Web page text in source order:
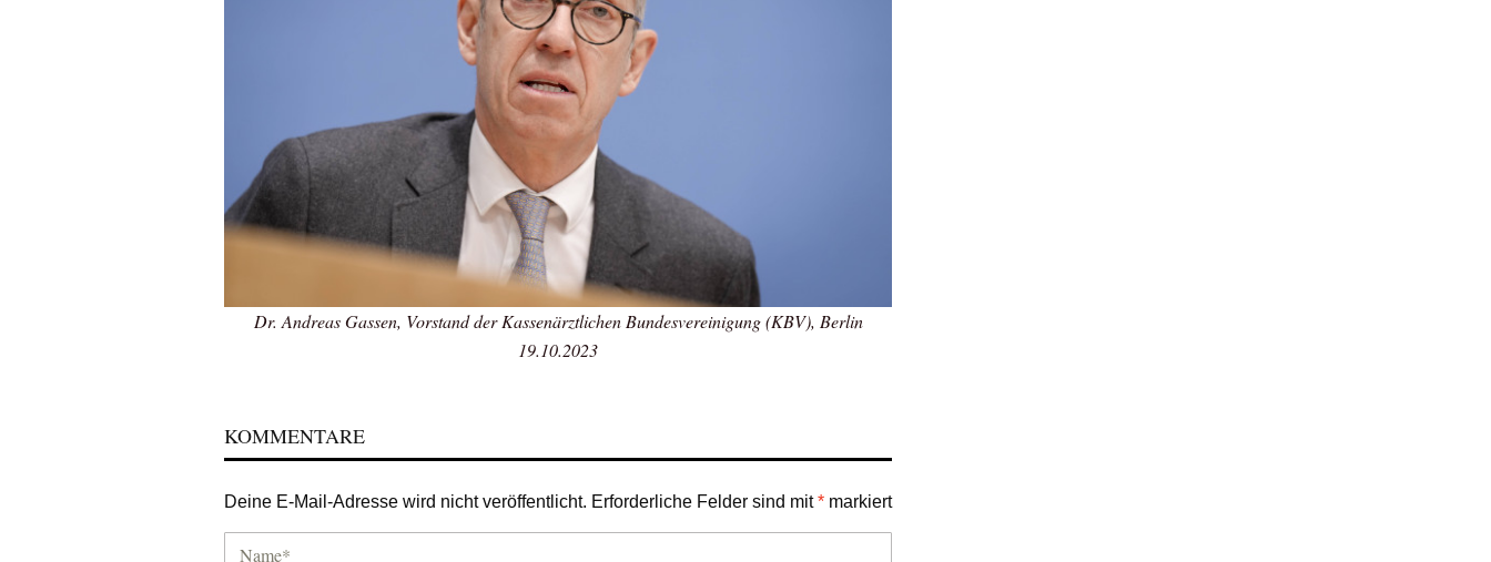
Dr. Andreas Gassen, Vorstand der Kassenärztlichen Bundesvereinigung (KBV), Berlin
19.10.2023
KOMMENTARE
Deine E-Mail-Adresse wird nicht veröffentlicht. Erforderliche Felder sind mit* markiert